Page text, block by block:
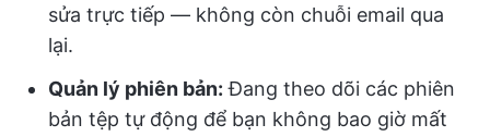
sửa trực tiếp — không còn chuỗi email qua
lại.
Quản lý phiên bản: Đang theo dõi các phiên
bản tệp tự động để bạn không bao giờ mất